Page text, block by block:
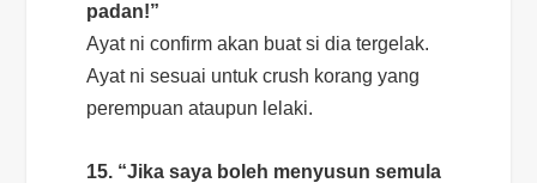
padan!”
Ayat niconfirmakan buat si dia tergelak.
Ayat ni sesuai untuk crush korang yang
perempuan ataupun lelaki.
15. “Jika saya boleh menyusun semula